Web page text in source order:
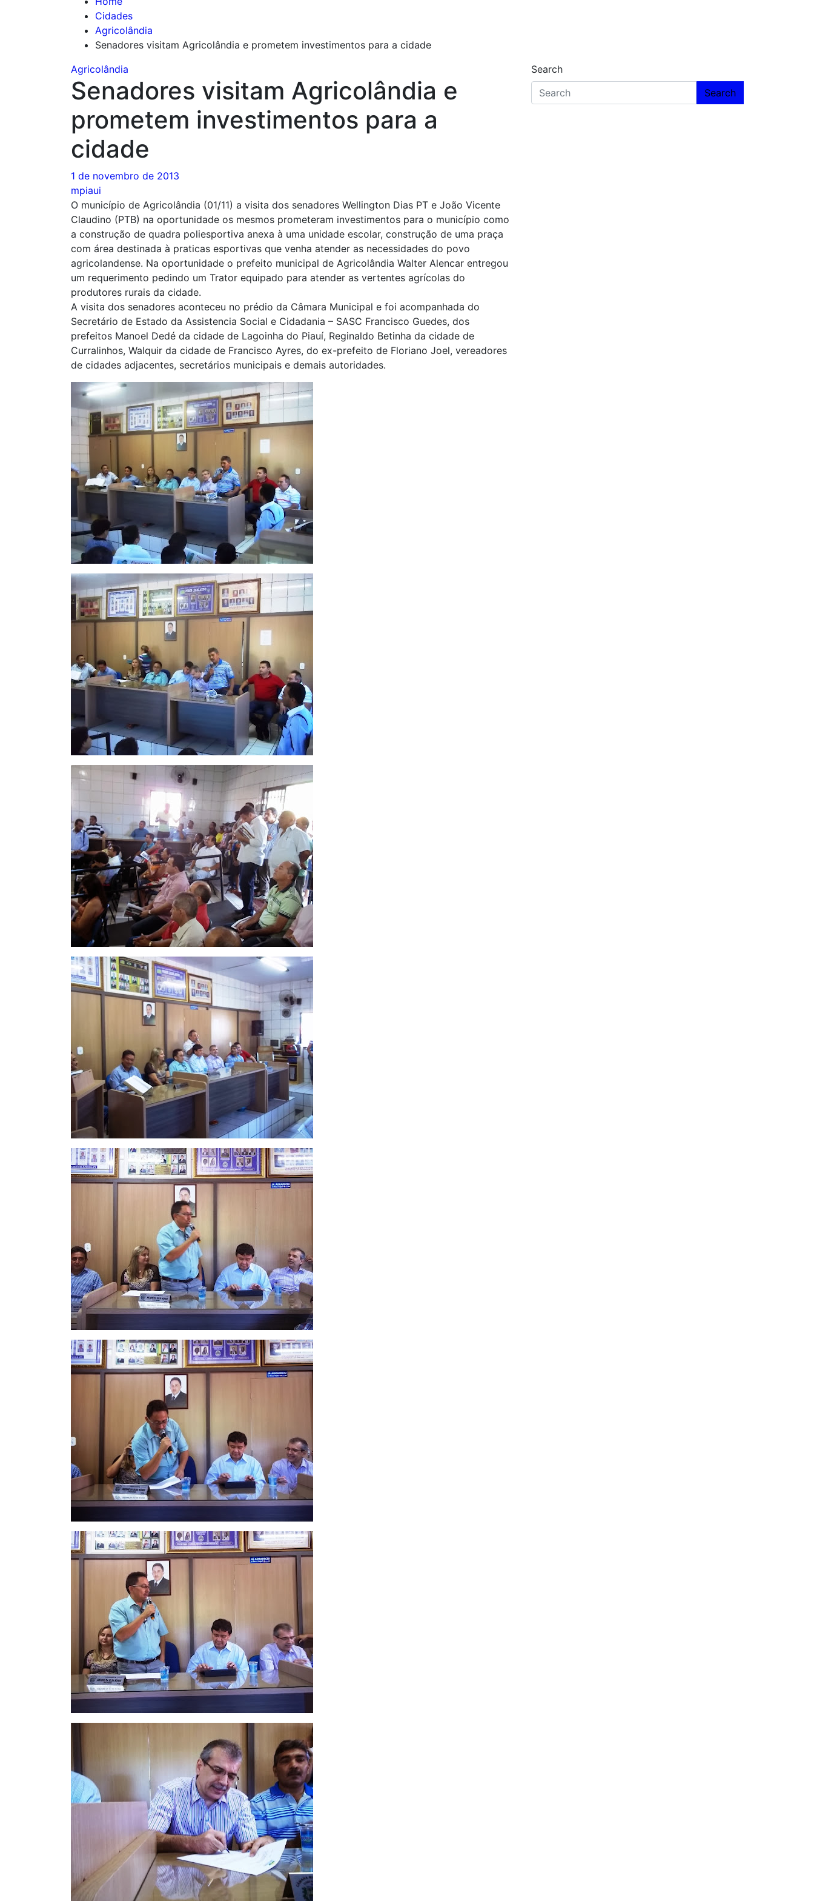
Cidades
Agricolândia
Senadores visitam Agricolândia e prometem investimentos para a cidade
Agricolândia
Senadores visitam Agricolândia e
prometem investimentos para a
cidade
1 de novembro de 2013
mpiaui
O município de Agricolândia (01/11) a visita dos senadores Wellington Dias PT e João Vicente
Claudino (PTB) na oportunidade os mesmos prometeram investimentos para o município como
a construção de quadra poliesportiva anexa à uma unidade escolar, construção de uma praça
com área destinada à praticas esportivas que venha atender as necessidades do povo
agricolandense. Na oportunidade o prefeito municipal de Agricolândia Walter Alencar entregou
um requerimento pedindo um Trator equipado para atender as vertentes agrícolas do
produtores rurais da cidade.
A visita dos senadores aconteceu no prédio da Câmara Municipal e foi acompanhada do
Secretário de Estado da Assistencia Social e Cidadania – SASC Francisco Guedes, dos
prefeitos Manoel Dedé da cidade de Lagoinha do Piauí, Reginaldo Betinha da cidade de
Curralinhos, Walquir da cidade de Francisco Ayres, do ex-prefeito de Floriano Joel, vereadores
de cidades adjacentes, secretários municipais e demais autoridades.
Search
Search